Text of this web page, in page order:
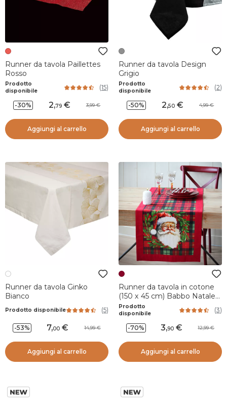
Runner da tavola Paillettes
Rosso
Prodotto
disponibile
(15)
-30% 2,79 3,99
Aggiungi al carrello
Runner da tavola Design
Grigio
Prodotto
disponibile
(2)
-50% 2,50 4,99
Aggiungi al carrello
Runner da tavola Ginko
Bianco
Prodotto disponibile (5)
-53% 7,00 14,99
Aggiungi al carrello
Runner da tavola in cotone
(150 x 45 cm) Babbo Natale
Harold Bordeaux
Prodotto
disponibile
(3)
-70% 3,90 12,99
Aggiungi al carrello